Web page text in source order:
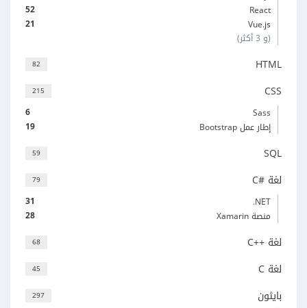
52
React
21
Vue.js
(و 3 أكثر)
82 HTML
215 CSS
6
Sass
19
إطار عمل Bootstrap
59 SQL
79 لغة C#‎
31
‎.NET
28
منصة Xamarin
68 لغة C++‎
45 لغة C
297 بايثون